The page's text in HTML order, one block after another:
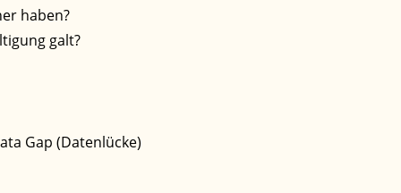
haben?
galt?
Gap (Datenlücke)